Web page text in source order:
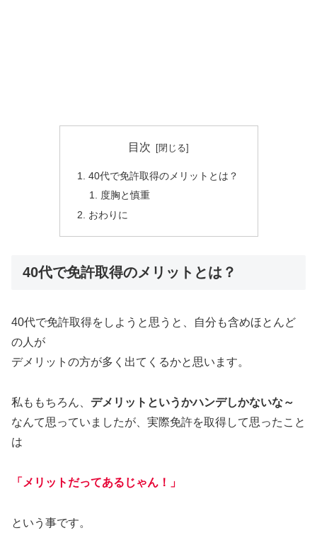
目次
40代で免許取得のメリットとは？
度胸と慎重
おわりに
40代で免許取得のメリットとは？
40代で免許取得をしようと思うと、自分も含めほとんど
の人が
デメリットの方が多く出てくるかと思います。
私ももちろん、 デメリットというかハンデしかないな～
なんて思っていましたが、実際免許を取得して思ったこと
は
「メリットだってあるじゃん！」
という事です。